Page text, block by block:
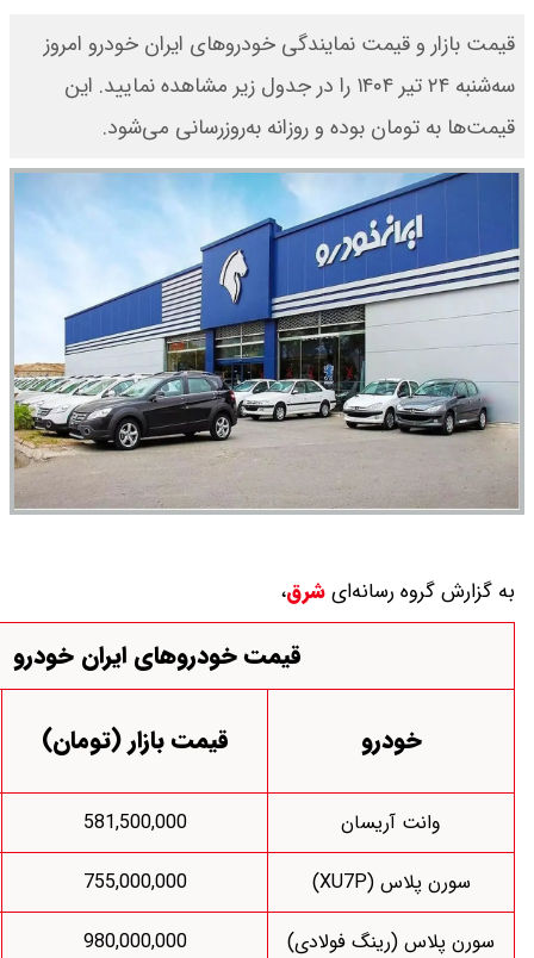
خودرو‌های ایران خودرو امروز
۲۴ تیر ۱۴۰۴ را در جدول زیر مشاهده نمایید. این
روزانه به‌روز‌رسانی می‌شود.
شرق،
قیمت خودروهای ایران خودرو
قیمت بازار (تومان)
قیمت
نمایندگی (تومان)
581,500,000
582,827,000
755,000,000
725,000,000
980,000,000
توقف فروش